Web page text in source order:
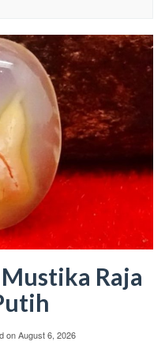
Raja
onAugust 6, 2026